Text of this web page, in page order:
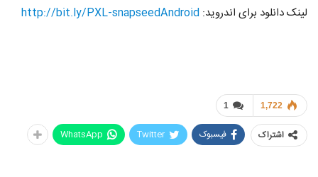
لینک دانلود برای اندروید: http://bit.ly/PXL-snapseedAndroid
1 1,722
اشتراک فیسبوک Twitter
WhatsApp